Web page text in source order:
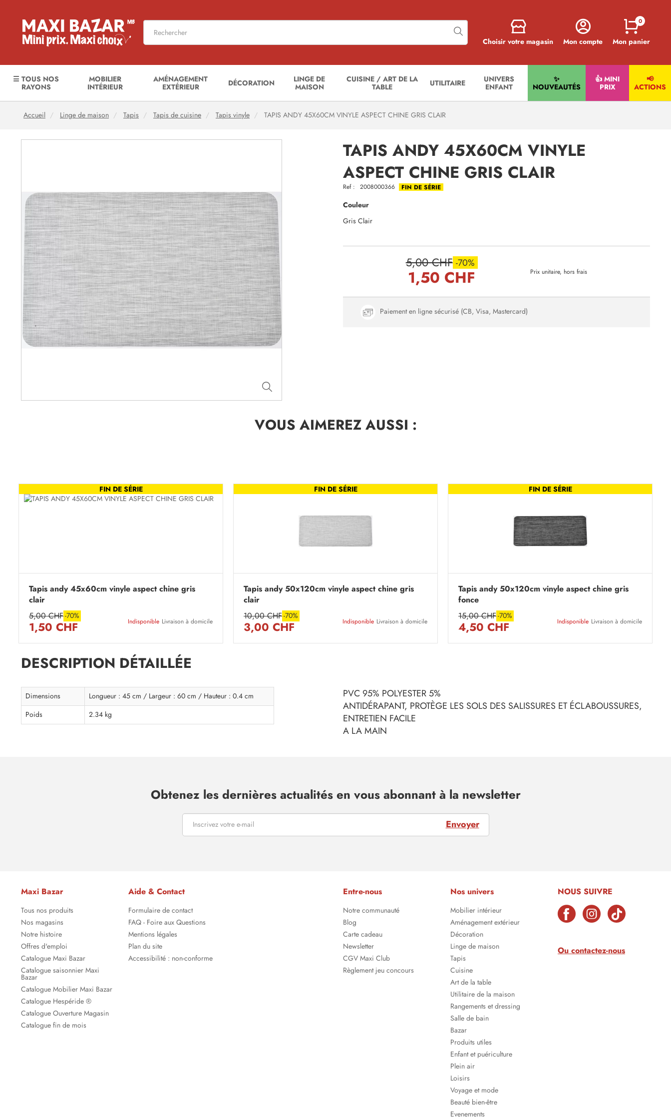
Choisir votre magasin Mon compte Mon panier
0
☰ TOUS NOS
RAYONS
MOBILIER
INTÉRIEUR
AMÉNAGEMENT
EXTÉRIEUR
DÉCORATION
LINGE DE
MAISON
CUISINE / ART DE LA
TABLE
UTILITAIRE
UNIVERS
ENFANT
✨
NOUVEAUTÉS
👍 MINI
PRIX
📢
ACTIONS
Accueil Linge de maison Tapis Tapis de cuisine Tapis vinyle TAPIS ANDY 45X60CM VINYLE ASPECT CHINE GRIS CLAIR
TAPIS ANDY 45X60CM VINYLE
ASPECT CHINE GRIS CLAIR
Ref : 2008000366 FIN DE SÉRIE
Couleur
Gris Clair
5,00 CHF -70%
1,50 CHF Prix unitaire, hors frais
Paiement en ligne sécurisé (CB, Visa, Mastercard)
VOUS AIMEREZAUSSI :
FIN DE SÉRIE
Tapis andy 45x60cm vinyle aspect chine gris
clair
5,00 CHF-70%
1,50 CHF Indisponible Livraison à domicile
FIN DE SÉRIE
Tapis andy 50x120cm vinyle aspect chine gris
clair
10,00 CHF-70%
3,00 CHF Indisponible Livraison à domicile
FIN DE SÉRIE
Tapis andy 50x120cm vinyle aspect chine gris
fonce
15,00 CHF-70%
4,50 CHF Indisponible Livraison à domicile
DESCRIPTION DÉTAILLÉE
Dimensions
Longueur : 45 cm / Largeur : 60 cm / Hauteur : 0.4 cm
Poids
2.34 kg
PVC 95% POLYESTER 5%
ANTIDÉRAPANT, PROTÈGE LES SOLS DES SALISSURES ET ÉCLABOUSSURES,
ENTRETIEN FACILE
A LA MAIN
Obtenez les dernières actualités en vous abonnant à la newsletter
Envoyer
Maxi Bazar
Tous nos produits
Nos magasins
Notre histoire
Offres d'emploi
Catalogue Maxi Bazar
Catalogue saisonnier Maxi
Bazar
Catalogue Mobilier Maxi Bazar
Catalogue Hespéride ®
Catalogue Ouverture Magasin
Catalogue fin de mois
Aide & Contact
Formulaire de contact
FAQ - Foire aux Questions
Mentions légales
Plan du site
Accessibilité : non-conforme
Entre-nous
Notre communauté
Blog
Carte cadeau
Newsletter
CGV Maxi Club
Règlement jeu concours
Nos univers
Mobilier intérieur
Aménagement extérieur
Décoration
Linge de maison
Tapis
Cuisine
Art de la table
Utilitaire de la maison
Rangements et dressing
Salle de bain
Bazar
Produits utiles
Enfant et puériculture
Plein air
Loisirs
Voyage et mode
Beauté bien-être
Evenements
NOUS SUIVRE
Ou contactez-nous